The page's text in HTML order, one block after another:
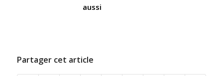
aussi
Partager cet article